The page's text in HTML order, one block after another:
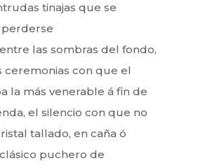
tinajas que se
las sombras del fondo,
ceremonias con que el
la más venerable á fin de
el silencio con que no
tallado, en caña ó
puchero de